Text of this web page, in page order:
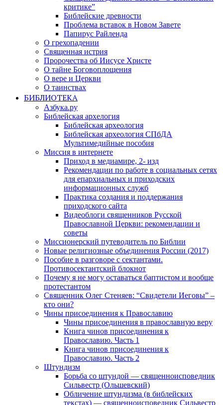
критике”
Библейские древности
Проблема вставок в Новом Завете
Папирус Райленда
О грехопадении
Священная истрия
Пророчества об Иисусе Христе
О тайне Боговоплощения
О вере и Церкви
О таинствах
БИБЛИОТЕКА
Азбука.ру
Библейская архелогия
Библейская археология
Библейская археология СПбДА
Мультимедийные пособия
Миссия в интернете
Приход в медиамире, 2- изд
Рекомендации по работе в социальных сетях
для епархиальных и приходских
информационных служб
Практика создания и поддержания
приходского сайта
Видеоблоги священников Русской
Православной Церкви: рекомендации и
советы
Миссионерский путеводитель по Библии
Новые религиозные объединения России (2017)
Пособие в разговоре с сектантами.
Противосектантский блокнот
Почему я не могу оставаться баптистом и вообще
протестантом
Священник Олег Стеняев: “Свидетели Иеговы” –
кто они?
Чины присоединения к Православию
Чины присоединения в православную веру
Книга чинов присоединения к
Православию. Часть 1
Книга чинов присоединения к
Православию. Часть 2
Штундизм
Борьба со штундой — священноисповедник
Сильвестр (Ольшевский)
Обличение штундизма (в библейских
текстах) — священноисповедник Сильвестр